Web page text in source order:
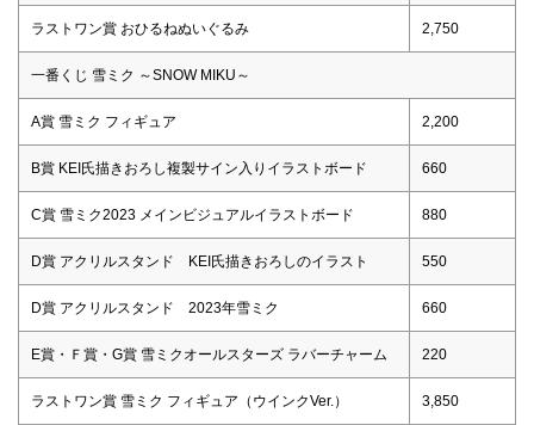
ラストワン賞 おひるねぬいぐるみ 2,750
一番くじ 雪ミク ～SNOW MIKU～
A賞 雪ミク フィギュア 2,200
B賞 KEI氏描きおろし複製サイン入りイラストボード 660
C賞 雪ミク2023 メインビジュアルイラストボード 880
D賞 アクリルスタンド KEI氏描きおろしのイラスト 550
D賞 アクリルスタンド 2023年雪ミク 660
E賞・Ｆ賞・G賞 雪ミクオールスターズ ラバーチャーム 220
ラストワン賞 雪ミク フィギュア（ウインクVer.） 3,850